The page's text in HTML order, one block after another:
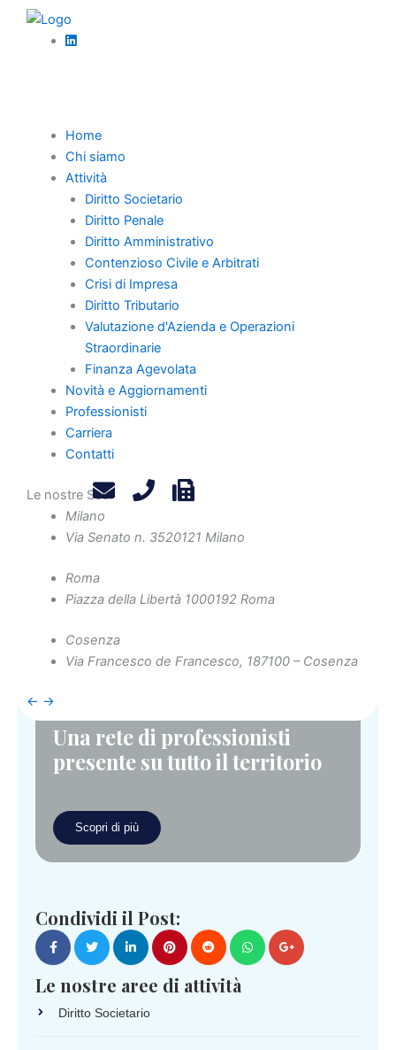
Home
Chi siamo
Attività
Diritto Societario
Diritto Penale
Diritto Amministrativo
Contenzioso Civile e Arbitrati
Crisi di Impresa
Diritto Tributario
Valutazione d'Azienda e Operazioni
Straordinarie
Finanza Agevolata
Novità e Aggiornamenti
Professionisti
Carriera
Contatti
Le nostre Sedi
Milano
Via Senato n. 3520121 Milano
Roma
Piazza della Libertà 1000192 Roma
Cosenza
Via Francesco de Francesco, 187100 – Cosenza
← →
Successione a titolo universale
nella fusione per incorporazione
Pannina Dicembre 5, 2005
a titolo universale della società incorporante nei
che sostanziali, con la conseguenza che il
è da considerarsi l’unico obbligato, nonché
legittimato, nei confronti di terzi.
Leggi L’articolo Completo
Una rete di professionisti
presente su tutto il territorio
Scopri di più
Condividi il Post:
Le nostre aree di attività
Diritto Societario